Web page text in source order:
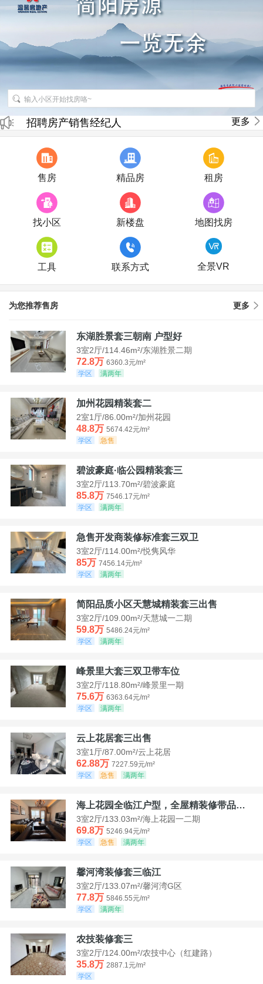
招聘房产销售经纪人
房产直播
更多
售房 精品房 租房
找小区 新楼盘 地图找房
工具 联系方式 全景VR
为您推荐售房 更多
东湖胜景套三朝南 户型好
3室2厅/114.46m²/东湖胜景二期
72.8万 6360.3元/m²
学区
满两年
加州花园精装套二
2室1厅/86.00m²/加州花园
48.8万 5674.42元/m²
学区
急售
碧波豪庭·临公园精装套三
3室2厅/113.70m²/碧波豪庭
85.8万 7546.17元/m²
学区
满两年
急售开发商装修标准套三双卫
3室2厅/114.00m²/悦隽风华
85万 7456.14元/m²
学区
满两年
简阳品质小区天慧城精装套三出售
3室2厅/109.00m²/天慧城一二期
59.8万 5486.24元/m²
学区
满两年
峰景里大套三双卫带车位
3室2厅/118.80m²/峰景里一期
75.6万 6363.64元/m²
学区
满两年
云上花居套三出售
3室1厅/87.00m²/云上花居
62.88万 7227.59元/m²
学区
急售 满两年
海上花园全临江户型，全屋精装修带品牌家具家电，诚意出售！
3室2厅/133.03m²/海上花园一二期
69.8万 5246.94元/m²
学区
急售 满两年
馨河湾装修套三临江
3室2厅/133.07m²/馨河湾G区
77.8万 5846.55元/m²
学区
满两年
农技装修套三
3室2厅/124.00m²/农技中心（红建路）
35.8万 2887.1元/m²
学区